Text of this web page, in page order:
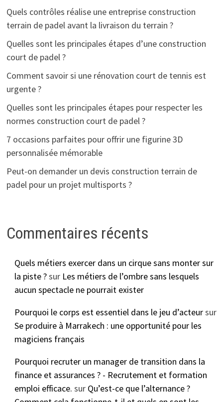
Quels contrôles réalise une entreprise construction
terrain de padel avant la livraison du terrain ?
Quelles sont les principales étapes d’une construction
court de padel ?
Comment savoir si une rénovation court de tennis est
urgente ?
Quelles sont les principales étapes pour respecter les
normes construction court de padel ?
7 occasions parfaites pour offrir une figurine 3D
personnalisée mémorable
Peut-on demander un devis construction terrain de
padel pour un projet multisports ?
Commentaires récents
Quels métiers exercer dans un cirque sans monter sur
la piste ?sur Les métiers de l’ombre sans lesquels
aucun spectacle ne pourrait exister
Pourquoi le corps est essentiel dans le jeu d’acteursur
Se produire à Marrakech : une opportunité pour les
magiciens français
Pourquoi recruter un manager de transition dans la
finance et assurances ? - Recrutement et formation
emploi efficace. sur Qu’est-ce que l’alternance ?